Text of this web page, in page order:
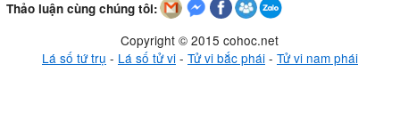
Thảo luận cùng chúng tôi:
Copyright © 2015 cohoc.net
Lá số tứ trụ - Lá số tử vi- Tử vi bắc phái- Tử vi nam phái